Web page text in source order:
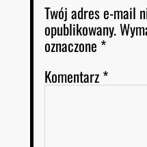
Twój adres e-mail
opublikowany.
oznaczone *
Komentarz*